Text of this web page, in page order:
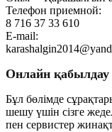
Телефон приемной:
8 716 37 33 610
E-mail:
Онлайн қабылдау
Бұл бөлімде
шешу үшін сізге
пен сервистер